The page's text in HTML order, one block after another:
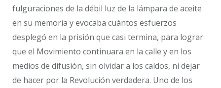
fulguraciones de la débil luz de la lámpara de aceite
en su memoria y evocaba cuántos esfuerzos
desplegó en la prisión que casi termina, para lograr
que el Movimiento continuara en la calle y en los
medios de difusión, sin olvidar a los caídos, ni dejar
de hacer por la Revolución verdadera. Uno de los